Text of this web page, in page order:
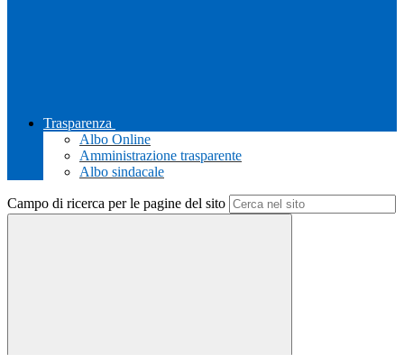
Trasparenza
Albo Online
Amministrazione trasparente
Albo sindacale
Campo di ricerca per le pagine del sito